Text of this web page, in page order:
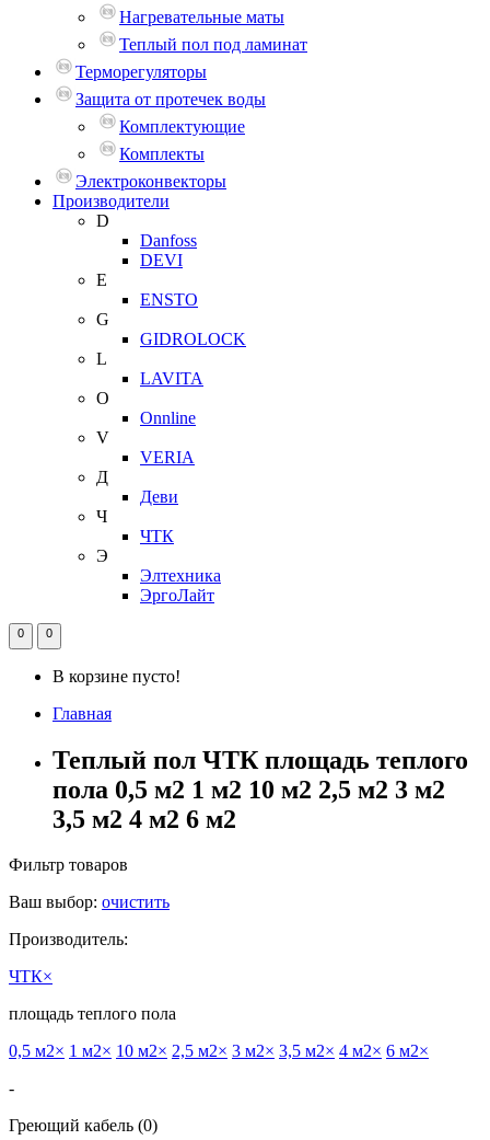
Нагревательные маты
Теплый пол под ламинат
Терморегуляторы
Защита от протечек воды
Комплектующие
Комплекты
Электроконвекторы
Производители
D
Danfoss
DEVI
E
ENSTO
G
GIDROLOCK
L
LAVITA
O
Onnline
V
VERIA
Д
Деви
Ч
ЧТК
Э
Элтехника
ЭргоЛайт
0 0
В корзине пусто!
Главная
Теплый пол ЧТК площадь теплого
пола 0,5 м2 1 м2 10 м2 2,5 м2 3 м2
3,5 м2 4 м2 6 м2
Фильтр товаров
Ваш выбор: очистить
Производитель:
ЧТК×
площадь теплого пола
0,5 м2× 1 м2× 10 м2× 2,5 м2× 3 м2× 3,5 м2× 4 м2× 6 м2×
-
Греющий кабель (0)